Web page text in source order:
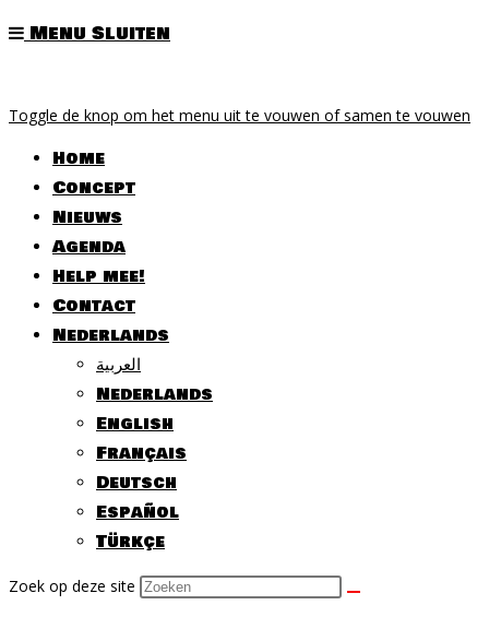
Menu Sluiten
Toggle de knop om het menu uit te vouwen of samen te vouwen
Home
Concept
Nieuws
Agenda
Help mee!
Contact
Nederlands
العربية
Nederlands
English
Français
Deutsch
Español
Türkçe
Zoek op deze site